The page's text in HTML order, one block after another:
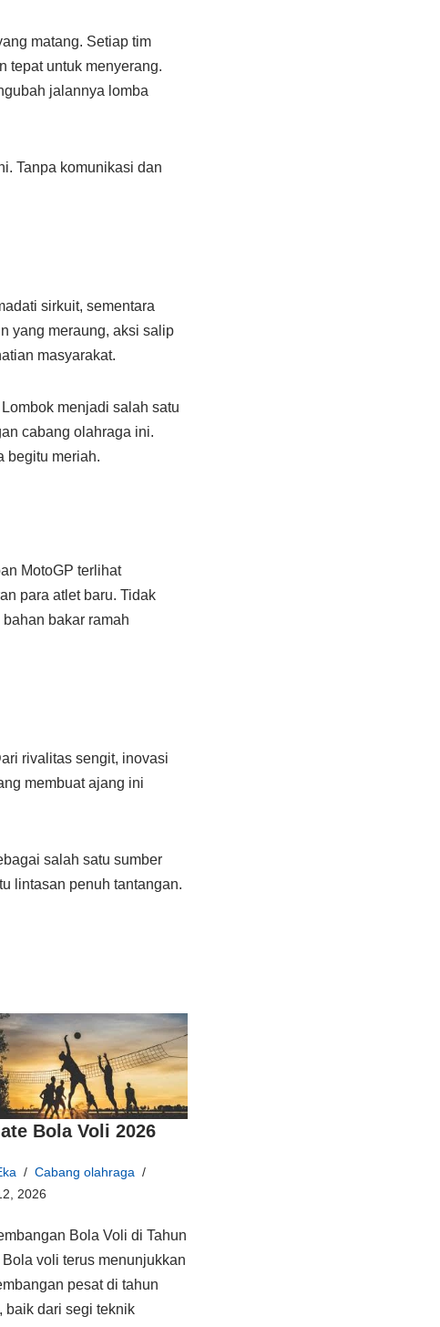
matang. Setiap tim
tepat untuk menyerang.
jalannya lomba
Tanpa komunikasi dan
sirkuit, sementara
yang meraung, aksi salip
masyarakat.
menjadi salah satu
cabang olahraga ini.
begitu meriah.
MotoGP terlihat
para atlet baru. Tidak
bakar ramah
rivalitas sengit, inovasi
membuat ajang ini
salah satu sumber
lintasan penuh tantangan.
Bola Voli 2026
Cabang olahraga
2026
Bola Voli di Tahun
Bola voli terus menunjukkan
pesat di tahun
baik dari segi teknik